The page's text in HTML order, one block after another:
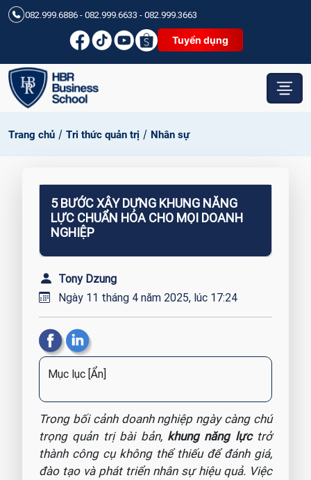
082.999.6886 - 082.999.6633 - 082.999.3663
Tuyển dụng
Trang chủ / Tri thức quản trị / Nhân sự
5 BƯỚC XÂY DỰNG KHUNG NĂNG
LỰC CHUẨN HÓA CHO MỌI DOANH
NGHIỆP
Tony Dzung
Ngày 11 tháng 4 năm 2025, lúc 17:24
Mục lục [Ẩn]
Trong bối cảnh doanh nghiệp ngày càng chú
trọng quản trị bài bản,khung năng lựctrở
thành công cụ không thể thiếu để đánh giá,
đào tạo và phát triển nhân sự hiệu quả. Việc